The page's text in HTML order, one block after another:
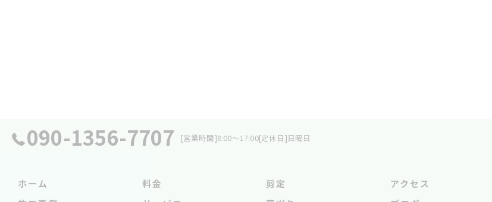
090-1356-7707 [営業時間]8:00～17:00[定休日]日曜日
ホーム
料金
剪定
アクセス